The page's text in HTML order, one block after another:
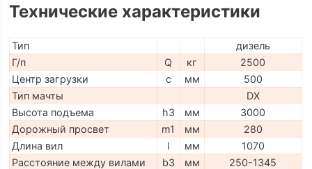
Технические характеристики
Тип
дизель
Г/п
Q кг
2500
Центр загрузки
c мм
500
Тип мачты
DX
Высота подъема
h3 мм
3000
Дорожный просвет
m1 мм
280
Длина вил
l мм
1070
Расстояние между вилами
b3 мм 250-1345